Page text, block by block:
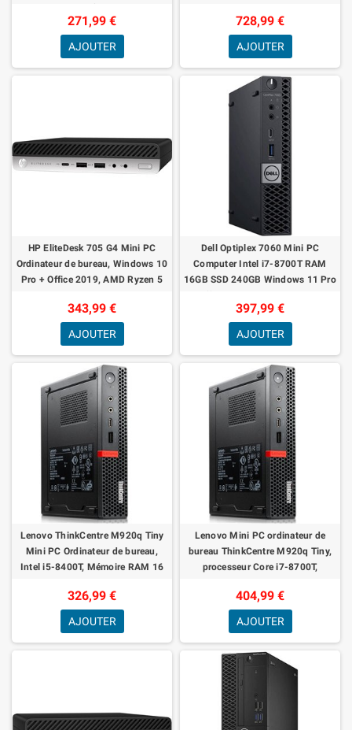
Intelligence Artificielle intégrée,
271,99 €
AJOUTER
728,99 €
AJOUTER
HP EliteDesk 705 G4 Mini PC
Ordinateur de bureau, Windows 10
Pro + Office 2019, AMD Ryzen 5
DDR4 S
343,99 €
AJOUTER
Dell Optiplex 7060 Mini PC
Computer Intel i7-8700T RAM
16GB SSD 240GB Windows 11 Pro
Office 2021 Generaluberholt
397,99 €
AJOUTER
Lenovo ThinkCentre M920q Tiny
Mini PC Ordinateur de bureau,
Intel i5-8400T, Mémoire RAM 16
11 Pr
326,99 €
AJOUTER
Lenovo Mini PC ordinateur de
bureau ThinkCentre M920q Tiny,
processeur Core i7-8700T,
512 Go, HDMI
404,99 €
AJOUTER